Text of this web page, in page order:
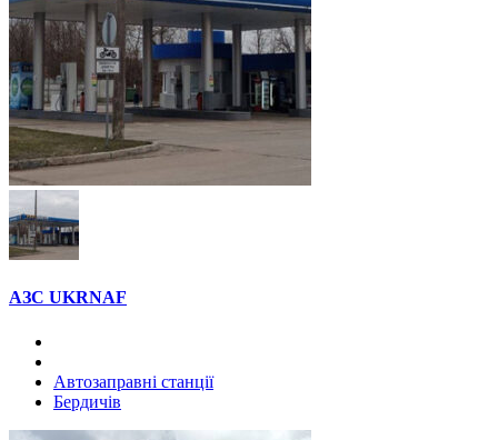
АЗС UKRNAF
Автозаправні станції
Бердичів